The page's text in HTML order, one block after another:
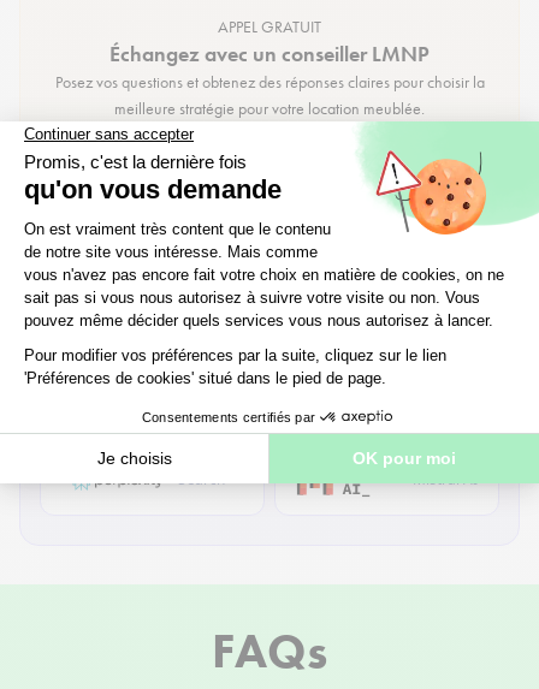
APPEL GRATUIT
Échangez avec un conseiller LMNP
Posez vos questions et obtenez des réponses claires pour choisir la
meilleure stratégie pour votre location meublée.
Parler à un conseiller
Résumer cet article avec l’IA
Search Mistral AI
FAQs